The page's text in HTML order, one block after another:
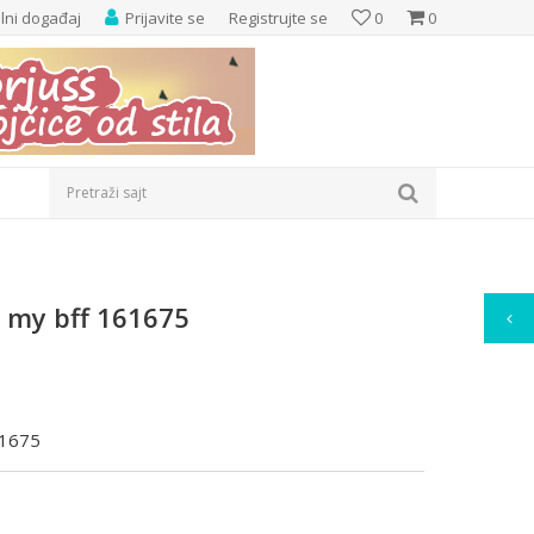
0
0
Prijavite se Registrujte se
događaj
Pretraži sajt
my bff 161675